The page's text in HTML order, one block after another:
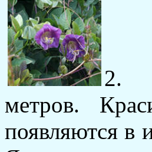
метров.
появляются в